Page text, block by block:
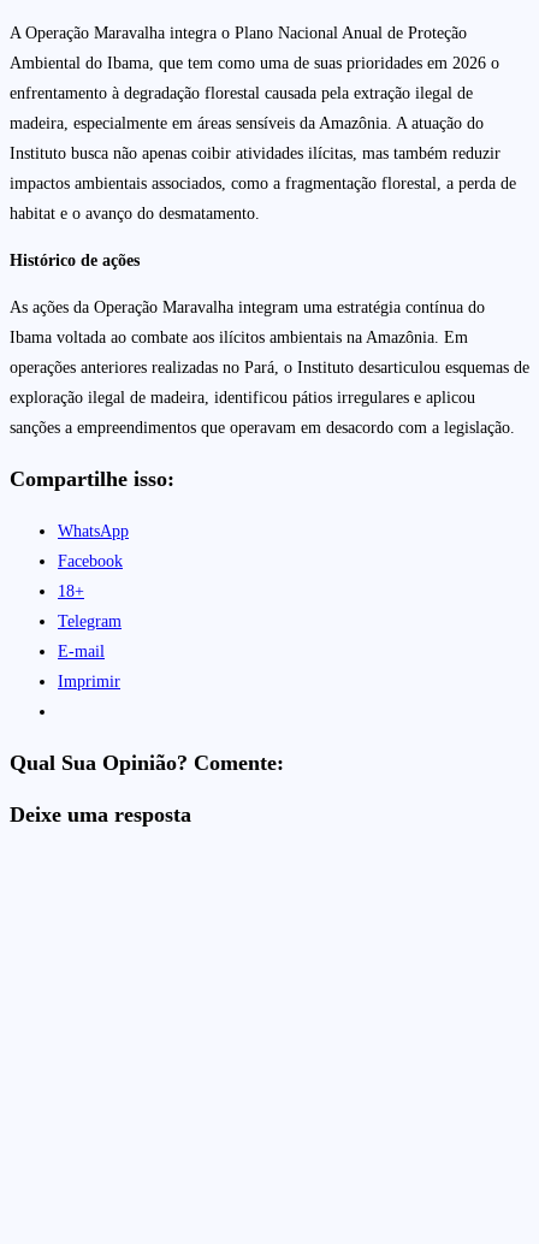
A Operação Maravalha integra o Plano Nacional Anual de Proteção
Ambiental do Ibama, que tem como uma de suas prioridades em 2026 o
enfrentamento à degradação florestal causada pela extração ilegal de
madeira, especialmente em áreas sensíveis da Amazônia. A atuação do
Instituto busca não apenas coibir atividades ilícitas, mas também reduzir
impactos ambientais associados, como a fragmentação florestal, a perda de
habitat e o avanço do desmatamento.
Histórico de ações
As ações da Operação Maravalha integram uma estratégia contínua do
Ibama voltada ao combate aos ilícitos ambientais na Amazônia. Em
operações anteriores realizadas no Pará, o Instituto desarticulou esquemas de
exploração ilegal de madeira, identificou pátios irregulares e aplicou
sanções a empreendimentos que operavam em desacordo com a legislação.
Compartilhe isso:
WhatsApp
Facebook
18+
Telegram
E-mail
Imprimir
Qual Sua Opinião? Comente:
Deixe uma resposta